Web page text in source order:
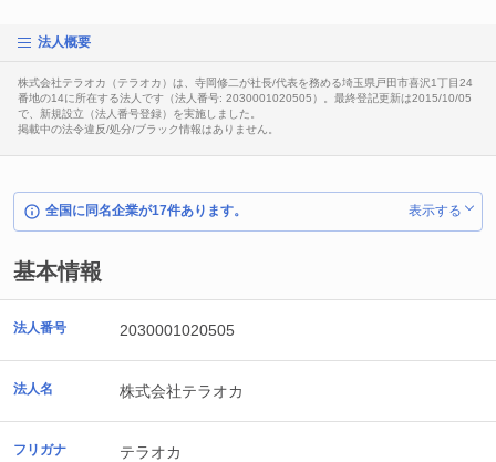
法人概要
株式会社テラオカ（テラオカ）は、寺岡修二が社長/代表を務める埼玉県戸田市喜沢1丁目24
番地の14に所在する法人です（法人番号: 2030001020505）。最終登記更新は2015/10/05
で、新規設立（法人番号登録）を実施しました。
掲載中の法令違反/処分/ブラック情報はありません。
全国に同名企業が17件あります。 表示する
基本情報
法人番号 2030001020505
法人名 株式会社テラオカ
フリガナ テラオカ